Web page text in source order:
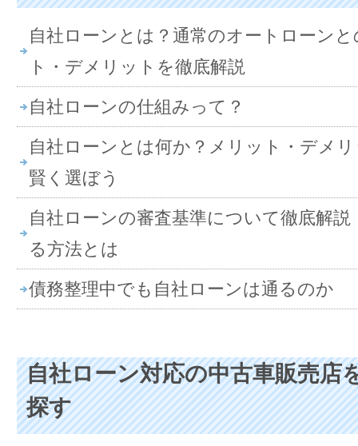
自社ローンとは？通常のオートローン
ト・デメリットを徹底解説
自社ローンの仕組みって？
自社ローンとは何か？メリット・デメ
賢く選ぼう
自社ローンの審査基準について徹底解
る方法とは
債務整理中でも自社ローンは通るのか
自社ローン対応の中古車販売店
探す